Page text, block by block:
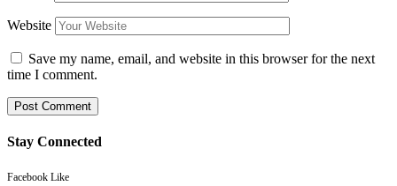
Website
Save my name, email, and website in this browser for the next
time I comment.
Stay Connected
Facebook Like